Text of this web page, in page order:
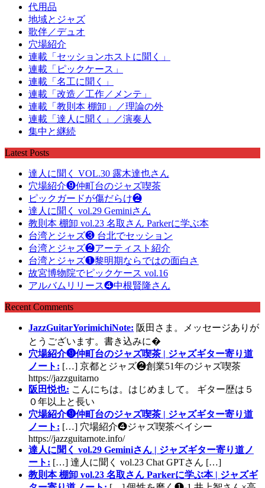
代用品
地域とジャズ
歌伴／デュオ
穴場紹介
連載「セッションホストに聞く」
連載「ピックケース」
連載「名工に聞く」
連載「改造／工作／メンテ」
連載「教則本 棚卸」／理論の外
連載「達人に聞く」／演奏人
集中と継続
Latest Posts
達人に聞く VOL.30 露木達也さん
穴場紹介❾仲町台のジャズ喫茶
ピックガードが傷だらけ❷
達人に聞く vol.29 Geminiさん
教則本 棚卸 vol.23 名取さん Parkerに学ぶ本
台湾とジャズ❸ 台北でセッション
台湾とジャズ❷アーティスト紹介
台湾とジャズ❶黎明期ならではの面白さ
故宮博物院でピックケース vol.16
アルバムリリース❹中根賢隆さん
Recent Comments
JazzGuitarYorimichiNote: 阪田さま。メッセージありが
とうございます。書き込みに�
穴場紹介❾仲町台のジャズ喫茶 | ジャズギター寄り道
ノート: […] 京都とジャズ❷創業51年のジャズ喫茶
https://jazzguitarno
阪田悦也: こんにちは。はじめまして。 ギター歴は５
０年以上と長い
穴場紹介❾仲町台のジャズ喫茶 | ジャズギター寄り道
ノート: […] 穴場紹介❹ジャズ喫茶ベイシー
https://jazzguitarnote.info/
達人に聞く vol.29 Geminiさん | ジャズギター寄り道ノ
ート: […] 達人に聞く vol.23 Chat GPTさん […]
教則本 棚卸 vol.23 名取さん Parkerに学ぶ本 | ジャズギ